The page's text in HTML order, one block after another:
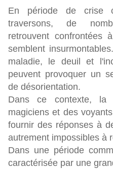
En période de crise
traversons, de
retrouvent confrontées
semblent
maladie, le deuil et
peuvent provoquer un
de désorientation.
Dans ce contexte, la
magiciens et des
fournir des réponses à
autrement impossibles à
Dans une période
caractérisée par une